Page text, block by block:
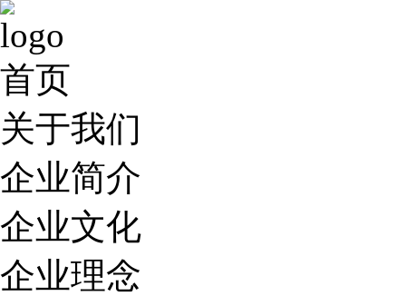
首页
关于我们
企业简介
企业文化
企业理念